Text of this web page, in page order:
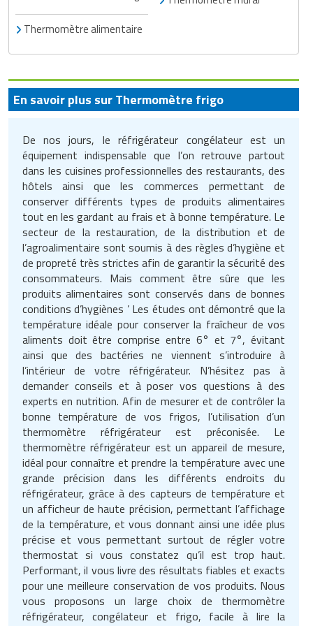
Matériel de musculation
Vêtement sportif
Rôtisserie professionnelle
Sautause professionnelle
Table de cuisson professionnelle
Ustensile de cuisine
Vaisselle restaurant
Vitrines réfrigérées
Thermomètre alimentaire
En savoir plus sur Thermomètre frigo
De nos jours, le réfrigérateur congélateur est un
équipement indispensable que l’on retrouve partout
dans les cuisines professionnelles des restaurants, des
hôtels ainsi que les commerces permettant de
conserver différents types de produits alimentaires
tout en les gardant au frais et à bonne température. Le
secteur de la restauration, de la distribution et de
l’agroalimentaire sont soumis à des règles d’hygiène et
de propreté très strictes afin de garantir la sécurité des
consommateurs. Mais comment être sûre que les
produits alimentaires sont conservés dans de bonnes
conditions d’hygiènes ’ Les études ont démontré que la
température idéale pour conserver la fraîcheur de vos
aliments doit être comprise entre 6° et 7°, évitant
ainsi que des bactéries ne viennent s’introduire à
l’intérieur de votre réfrigérateur. N’hésitez pas à
demander conseils et à poser vos questions à des
experts en nutrition. Afin de mesurer et de contrôler la
bonne température de vos frigos, l’utilisation d’un
thermomètre réfrigérateur est préconisée. Le
thermomètre réfrigérateur est un appareil de mesure,
idéal pour connaître et prendre la température avec une
grande précision dans les différents endroits du
réfrigérateur, grâce à des capteurs de température et
un afficheur de haute précision, permettant l’affichage
de la température, et vous donnant ainsi une idée plus
précise et vous permettant surtout de régler votre
thermostat si vous constatez qu’il est trop haut.
Performant, il vous livre des résultats fiables et exacts
pour une meilleure conservation de vos produits. Nous
vous proposons un large choix de thermomètre
réfrigérateur, congélateur et frigo, facile à lire la